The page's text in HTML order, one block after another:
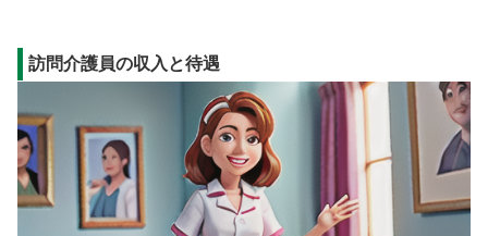
訪問介護員の収入と待遇